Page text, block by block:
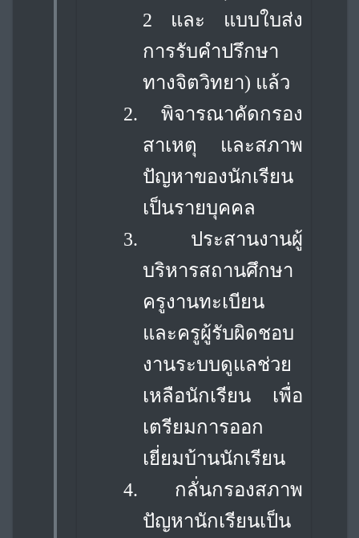
2 และ แบบใบส่ง
การรับคำปรึกษา
ทางจิตวิทยา) แล้ว
2.
พิจารณาคัดกรอง
สาเหตุ และสภาพ
ปัญหาของนักเรียน
เป็นรายบุคคล
3.
ประสานงานผู้
บริหารสถานศึกษา
ครูงานทะเบียน
และครูผู้รับผิดชอบ
งานระบบดูแลช่วย
เหลือนักเรียน เพื่อ
เตรียมการออก
เยี่ยมบ้านนักเรียน
4.
กลั่นกรองสภาพ
ปัญหานักเรียนเป็น